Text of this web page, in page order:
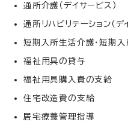
通所介護（デイサービス）
通所リハビリテーション（デ
短期入所生活介護・短期入
福祉用具の貸与
福祉用具購入費の支給
住宅改造費の支給
居宅療養管理指導